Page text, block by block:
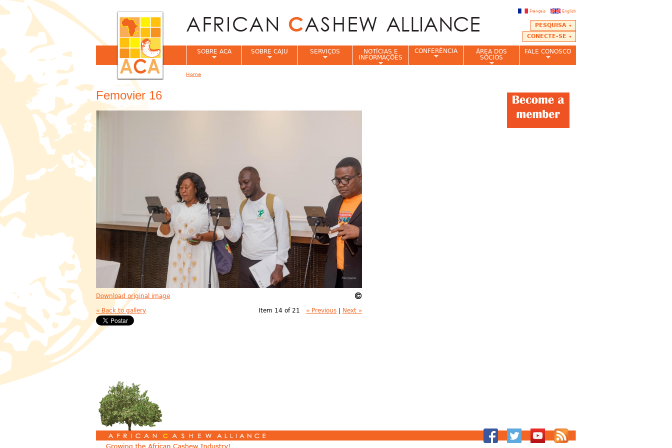
English
Français
PESQUISA
CONECTE-SE
Femovier 16
Download original image
« Back to gallery Item 14 of 21 « Previous | Next »
SOBRE ACA SOBRE CAJU SERVIÇOS
NOTÍCIAS E
INFORMAÇÕES
CONFERÊNCIA
ÁREA DOS
SÓCIOS
FALE CONOSCO
Home